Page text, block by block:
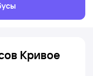
Кривое